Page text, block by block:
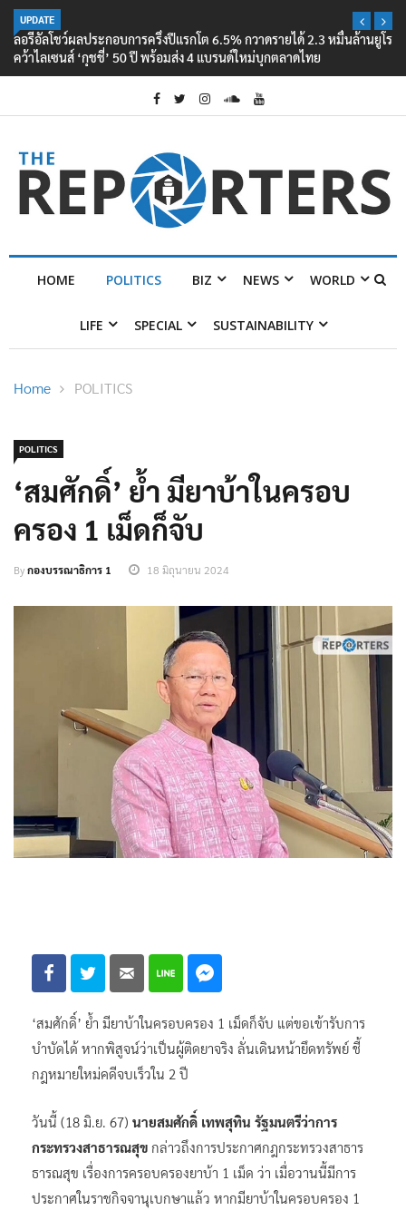
UPDATE
ลอรีอัลโชว์ผลประกอบการครึ่งปีแรกโต 6.5% กวาดรายได้ 2.3 หมื่นล้านยูโร
คว้าไลเซนส์ ‘กุชชี่’ 50 ปี พร้อมส่ง 4 แบรนด์ใหม่บุกตลาดไทย
HOME POLITICS BIZ NEWS WORLD
LIFE SPECIAL SUSTAINABILITY
Home POLITICS
POLITICS
‘สมศักดิ์’ ย้ำ มียาบ้าในครอบ
ครอง 1 เม็ดก็จับ
Byกองบรรณาธิการ 1 18 มิถุนายน 2024
‘สมศักดิ์’ ย้ำ มียาบ้าในครอบครอง 1 เม็ดก็จับ แต่ขอเข้ารับการ
บำบัดได้ หากพิสูจน์ว่าเป็นผู้ติดยาจริง ลั่นเดินหน้ายึดทรัพย์ ชี้
กฎหมายใหม่คดีจบเร็วใน 2 ปี
วันนี้ (18 มิ.ย. 67) นายสมศักดิ์ เทพสุทิน รัฐมนตรีว่าการ
กระทรวงสาธารณสุข กล่าวถึงการประกาศกฎกระทรวงสาธาร
ธารณสุข เรื่องการครอบครองยาบ้า 1 เม็ด ว่า เมื่อวานนี้มีการ
ประกาศในราชกิจจานุเบกษาแล้ว หากมียาบ้าในครอบครอง 1